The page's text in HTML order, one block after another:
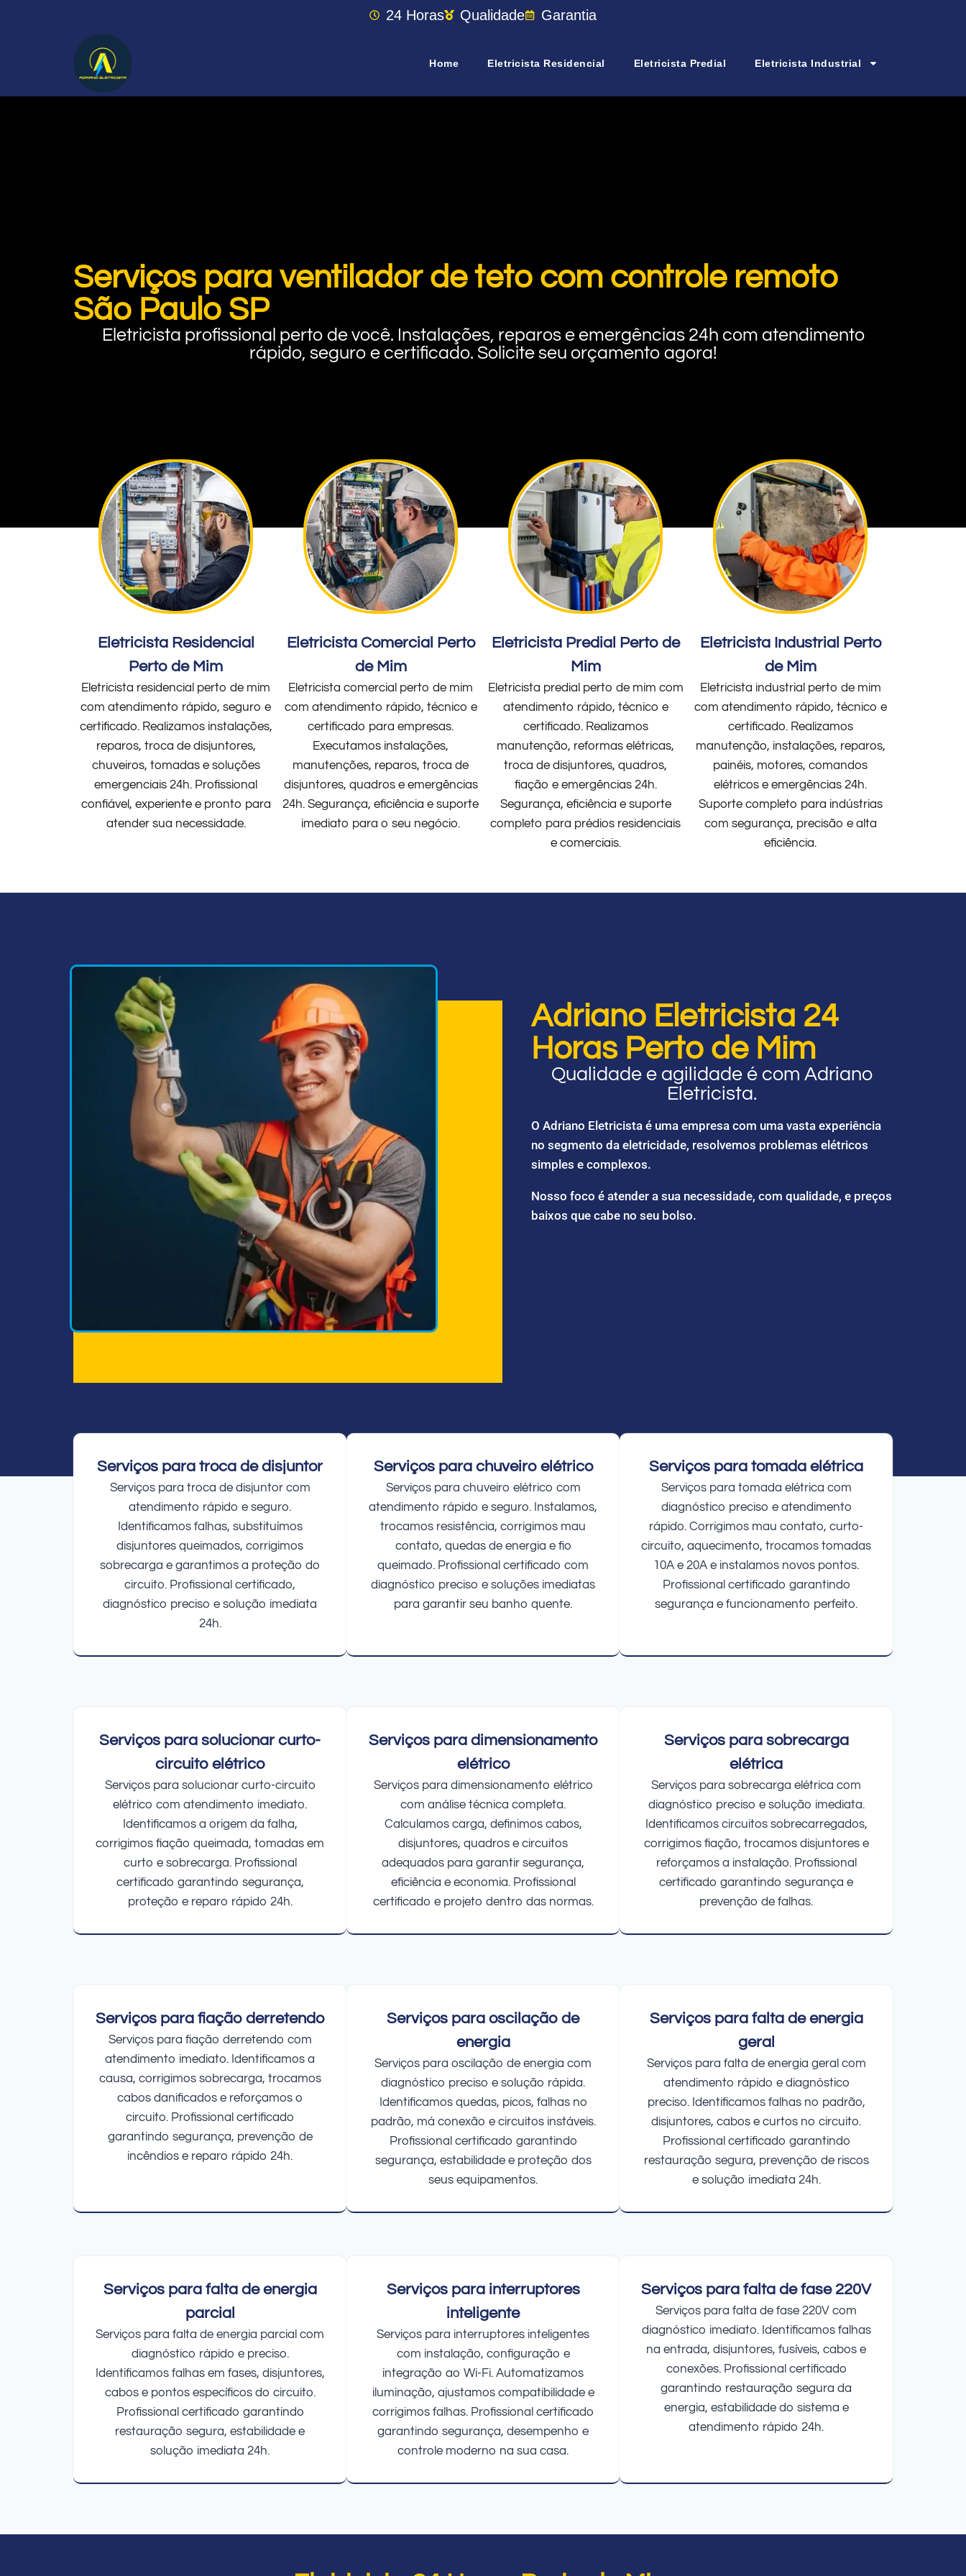
24 Horas Qualidade Garantia
Home Eletricista Residencial Eletricista Predial Eletricista Industrial
Serviços para ventilador de teto com controle remoto
São Paulo SP
Eletricista profissional perto de você. Instalações, reparos e emergências 24h com atendimento
rápido, seguro e certificado. Solicite seu orçamento agora!
Eletricista Residencial
Perto de Mim
Eletricista residencial perto de mim
com atendimento rápido, seguro e
certificado. Realizamos instalações,
reparos, troca de disjuntores,
chuveiros, tomadas e soluções
emergenciais 24h. Profissional
confiável, experiente e pronto para
atender sua necessidade.
Eletricista Comercial Perto
de Mim
Eletricista comercial perto de mim
com atendimento rápido, técnico e
certificado para empresas.
Executamos instalações,
manutenções, reparos, troca de
disjuntores, quadros e emergências
24h. Segurança, eficiência e suporte
imediato para o seu negócio.
Eletricista Predial Perto de
Mim
Eletricista predial perto de mim com
atendimento rápido, técnico e
certificado. Realizamos
manutenção, reformas elétricas,
troca de disjuntores, quadros,
fiação e emergências 24h.
Segurança, eficiência e suporte
completo para prédios residenciais
e comerciais.
Eletricista Industrial Perto
de Mim
Eletricista industrial perto de mim
com atendimento rápido, técnico e
certificado. Realizamos
manutenção, instalações, reparos,
painéis, motores, comandos
elétricos e emergências 24h.
Suporte completo para indústrias
com segurança, precisão e alta
eficiência.
Adriano Eletricista 24
Horas Perto de Mim
Qualidade e agilidade é com Adriano
Eletricista.
O Adriano Eletricista é uma empresa com uma vasta experiência
no segmento da eletricidade, resolvemos problemas elétricos
simples e complexos.
Nosso foco é atender a sua necessidade, com qualidade, e preços
baixos que cabe no seu bolso.
Serviços para troca de disjuntor
Serviços para troca de disjuntor com
atendimento rápido e seguro.
Identificamos falhas, substituímos
disjuntores queimados, corrigimos
sobrecarga e garantimos a proteção do
circuito. Profissional certificado,
diagnóstico preciso e solução imediata
24h.
Serviços para chuveiro elétrico
Serviços para chuveiro elétrico com
atendimento rápido e seguro. Instalamos,
trocamos resistência, corrigimos mau
contato, quedas de energia e fio
queimado. Profissional certificado com
diagnóstico preciso e soluções imediatas
para garantir seu banho quente.
Serviços para tomada elétrica
Serviços para tomada elétrica com
diagnóstico preciso e atendimento
rápido. Corrigimos mau contato, curto-
circuito, aquecimento, trocamos tomadas
10A e 20A e instalamos novos pontos.
Profissional certificado garantindo
segurança e funcionamento perfeito.
Serviços para solucionar curto-
circuito elétrico
Serviços para solucionar curto-circuito
elétrico com atendimento imediato.
Identificamos a origem da falha,
corrigimos fiação queimada, tomadas em
curto e sobrecarga. Profissional
certificado garantindo segurança,
proteção e reparo rápido 24h.
Serviços para dimensionamento
elétrico
Serviços para dimensionamento elétrico
com análise técnica completa.
Calculamos carga, definimos cabos,
disjuntores, quadros e circuitos
adequados para garantir segurança,
eficiência e economia. Profissional
certificado e projeto dentro das normas.
Serviços para sobrecarga
elétrica
Serviços para sobrecarga elétrica com
diagnóstico preciso e solução imediata.
Identificamos circuitos sobrecarregados,
corrigimos fiação, trocamos disjuntores e
reforçamos a instalação. Profissional
certificado garantindo segurança e
prevenção de falhas.
Serviços para fiação derretendo
Serviços para fiação derretendo com
atendimento imediato. Identificamos a
causa, corrigimos sobrecarga, trocamos
cabos danificados e reforçamos o
circuito. Profissional certificado
garantindo segurança, prevenção de
incêndios e reparo rápido 24h.
Serviços para oscilação de
energia
Serviços para oscilação de energia com
diagnóstico preciso e solução rápida.
Identificamos quedas, picos, falhas no
padrão, má conexão e circuitos instáveis.
Profissional certificado garantindo
segurança, estabilidade e proteção dos
seus equipamentos.
Serviços para falta de energia
geral
Serviços para falta de energia geral com
atendimento rápido e diagnóstico
preciso. Identificamos falhas no padrão,
disjuntores, cabos e curtos no circuito.
Profissional certificado garantindo
restauração segura, prevenção de riscos
e solução imediata 24h.
Serviços para falta de energia
parcial
Serviços para falta de energia parcial com
diagnóstico rápido e preciso.
Identificamos falhas em fases, disjuntores,
cabos e pontos específicos do circuito.
Profissional certificado garantindo
restauração segura, estabilidade e
solução imediata 24h.
Serviços para interruptores
inteligente
Serviços para interruptores inteligentes
com instalação, configuração e
integração ao Wi-Fi. Automatizamos
iluminação, ajustamos compatibilidade e
corrigimos falhas. Profissional certificado
garantindo segurança, desempenho e
controle moderno na sua casa.
Serviços para falta de fase 220V
Serviços para falta de fase 220V com
diagnóstico imediato. Identificamos falhas
na entrada, disjuntores, fusíveis, cabos e
conexões. Profissional certificado
garantindo restauração segura da
energia, estabilidade do sistema e
atendimento rápido 24h.